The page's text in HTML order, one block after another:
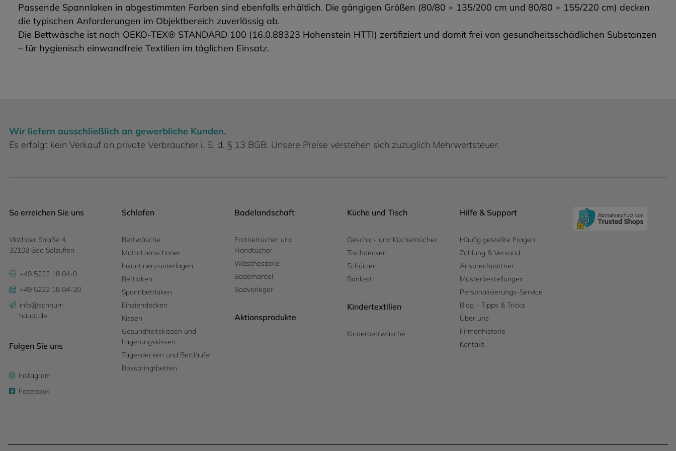
Passende Spannlaken in abgestimmten Farben sind ebenfalls erhältlich. Die gängigen Größen (80/80 + 135/200 cm und 80/80 + 155/220 cm) decken
die typischen Anforderungen im Objektbereich zuverlässig ab.
Die Bettwäsche ist nach OEKO-TEX® STANDARD 100 (16.0.88323 Hohenstein HTTI) zertifiziert und damit frei von gesundheitsschädlichen Substanzen
– für hygienisch einwandfreie Textilien im täglichen Einsatz.
Wir liefern ausschließlich an gewerbliche Kunden.
Es erfolgt kein Verkauf an private Verbraucher i. S. d. § 13 BGB. Unsere Preise verstehen sich zuzüglich Mehrwertsteuer.
So erreichen Sie uns
Vlothoer Straße 4,
32108 Bad Salzuflen
+49 5222 18 04-0
+49 5222 18 04-20
info@schnurr-
haupt.de
Folgen Sie uns
Instagram
Facebook
Schlafen
Bettwäsche
Matratzenschoner
Inkontinenzunterlagen
Bettlaken
Spannbettlaken
Einziehdecken
Kissen
Gesundheitskissen und
Lagerungskissen
Tagesdecken und Bettläufer
Boxspringtbetten
Badelandschaft
Frottiertücher und
Handtücher
Wäschesäcke
Bademantel
Badvorleger
Aktionsprodukte
Küche und Tisch
Geschirr- und Küchentücher
Tischdecken
Schürzen
Bankett
Kindertextilien
Kinderbettwäsche
Hilfe & Support
Häufig gestellte Fragen
Zahlung & Versand
Ansprechpartner
Musterbestellungen
Personalisierungs-Service
Blog – Tipps & Tricks
Über uns
Firmenhistorie
Kontakt